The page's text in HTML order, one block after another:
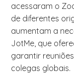
acessaram o
de diferentes
aumentam a
JotMe, que
garantir
colegas globais.